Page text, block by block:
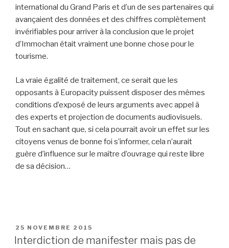
international du Grand Paris et d’un de ses partenaires qui
avançaient des données et des chiffres complètement
invérifiables pour arriver à la conclusion que le projet
d’Immochan était vraiment une bonne chose pour le
tourisme.
La vraie égalité de traitement, ce serait que les
opposants à Europacity puissent disposer des mêmes
conditions d’exposé de leurs arguments avec appel à
des experts et projection de documents audiovisuels.
Tout en sachant que, si cela pourrait avoir un effet sur les
citoyens venus de bonne foi s’informer, cela n’aurait
guère d’influence sur le maître d’ouvrage qui reste libre
de sa décision…
PUBLIÉ
LE
25 NOVEMBRE 2015
Interdiction de manifester mais pas de